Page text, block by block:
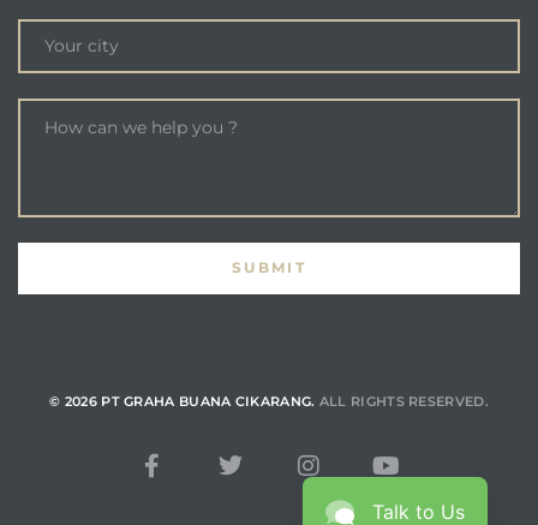
© 2026 PT GRAHA BUANA CIKARANG. ALL RIGHTS RESERVED.
Talk to Us